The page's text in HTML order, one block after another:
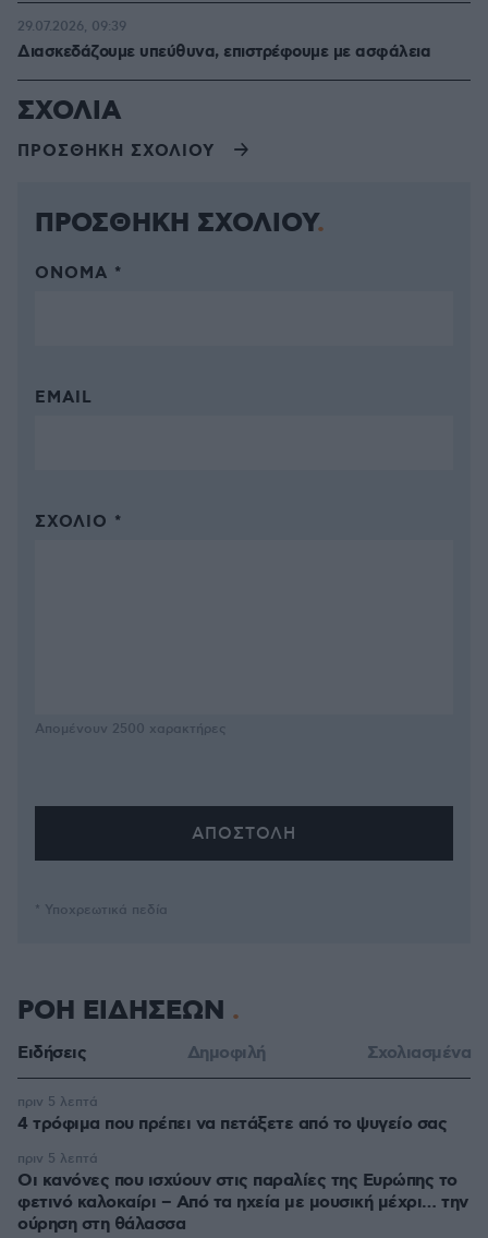
Διασκεδάζουμε υπεύθυνα, επιστρέφουμε με ασφάλεια
29.07.2026, 09:39
ΣΧΟΛΙΑ
ΠΡΟΣΘΗΚΗ ΣΧΟΛΙΟΥ
ΠΡΟΣΘΗΚΗ ΣΧΟΛΙΟΥ
ΌΝΟΜΑ *
EMAIL
ΣΧΌΛΙΟ *
Απομένουν 2500 χαρακτήρες
* Υποχρεωτικά πεδία
ΡΟΗ ΕΙΔΗΣΕΩΝ
Ειδήσεις Δημοφιλή Σχολιασμένα
4 τρόφιμα που πρέπει να πετάξετε από το ψυγείο σας
πριν 5 λεπτά
Οι κανόνες που ισχύουν στις παραλίες της Ευρώπης το
φετινό καλοκαίρι – Από τα ηχεία με μουσική μέχρι… την
ούρηση στη θάλασσα
πριν 5 λεπτά